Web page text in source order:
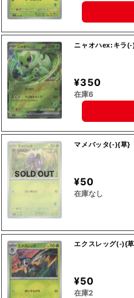
ニャオハex:キラ
¥350
在庫6
SOLD OUT
マメバッタ(-){草}
¥50
在庫なし
エクスレッグ(-){
¥50
在庫2